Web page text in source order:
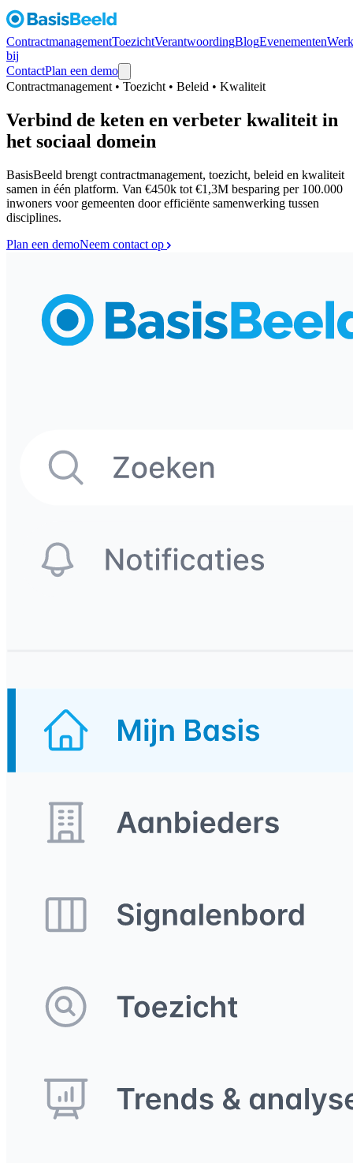
ContractmanagementToezichtVerantwoordingBlogEvenementen
bij
ContactPlan een demo
Contractmanagement • Toezicht • Beleid • Kwaliteit
Verbind de keten en verbeter kwaliteit in
het sociaal domein
BasisBeeld brengt contractmanagement, toezicht, beleid en kwaliteit
samen in één platform. Van €450k tot €1,3M besparing per 100.000
inwoners voor gemeenten door efficiënte samenwerking tussen
disciplines.
Plan een demoNeem contact op